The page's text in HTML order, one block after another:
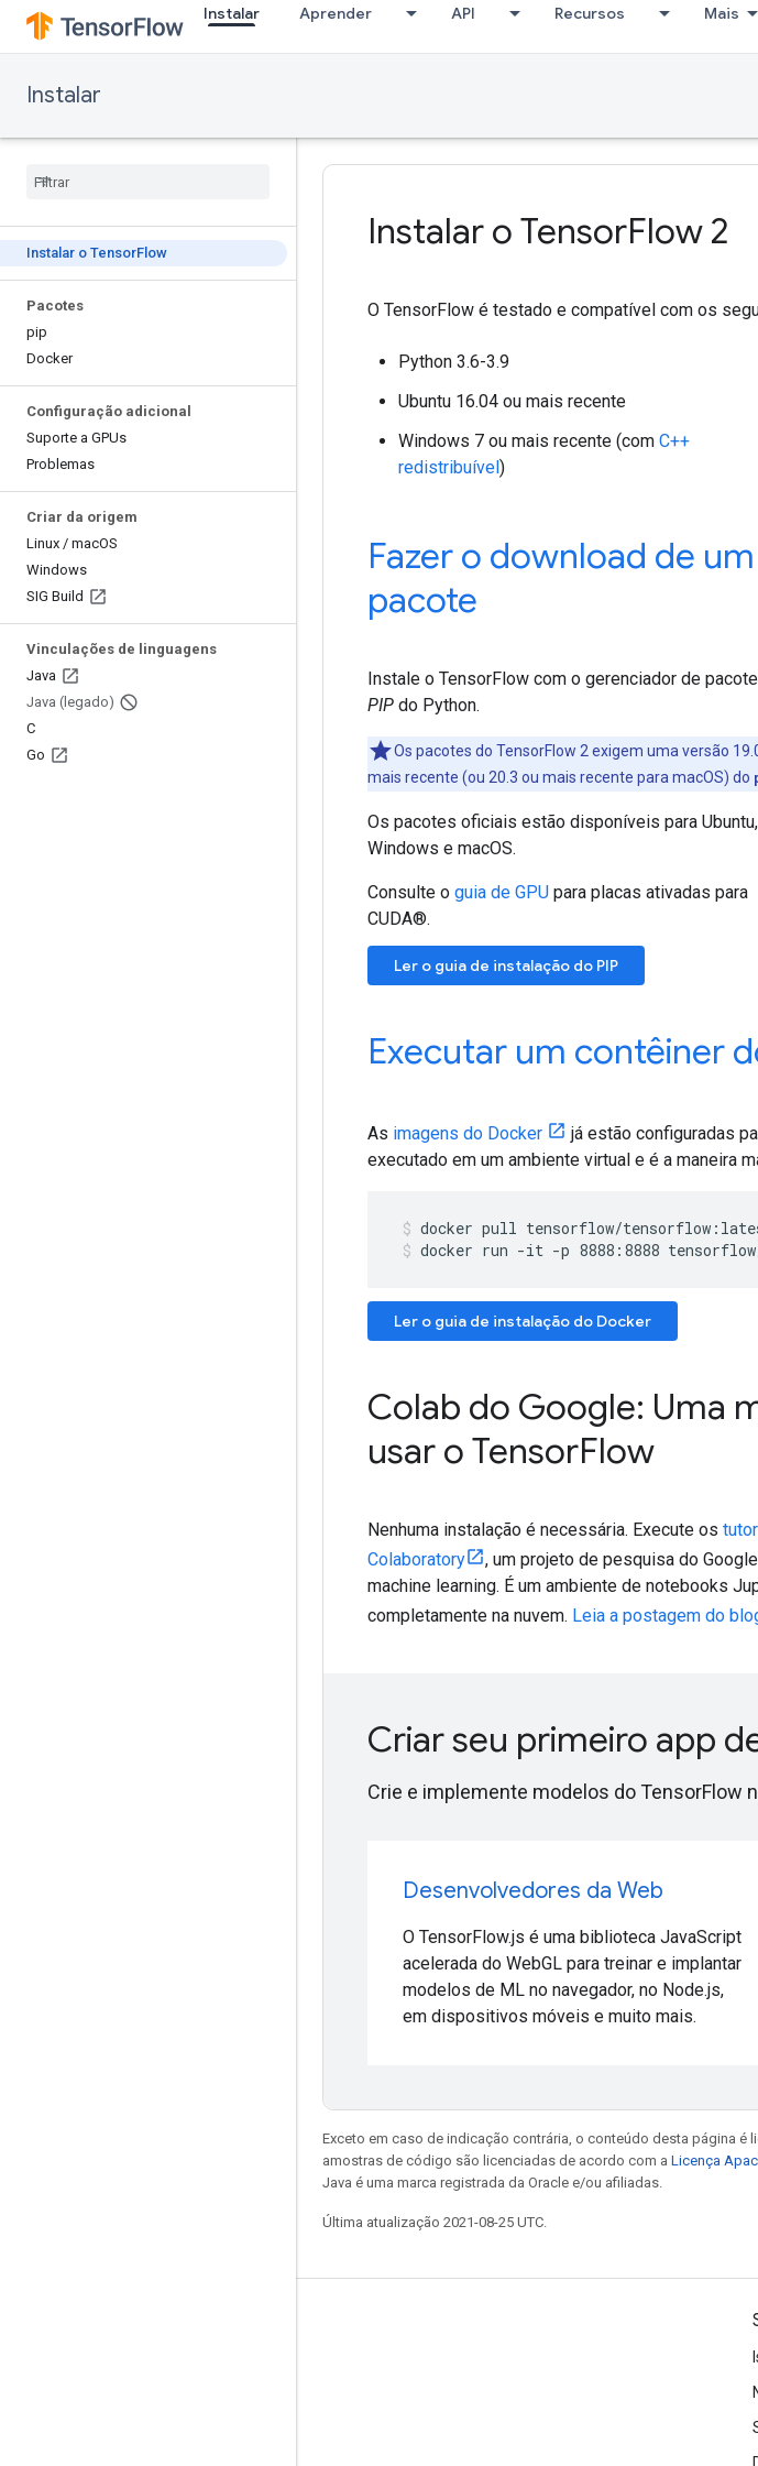
Instalar Aprender API Recursos Mais
Instalar
Instalar o TensorFlow
Pacotes
pip
Docker
Configuração adicional
Suporte a GPUs
Problemas
Criar da origem
Linux / macOS
Windows
SIG Build
Vinculações de linguagens
Java
Java (legado)
C
Go
Instalar o TensorFlow 2
O TensorFlow é testado e compatível com os
Python 3.6-3.9
Ubuntu 16.04 ou mais recente
Windows 7 ou mais recente (com C++
redistribuível)
Fazer o download de um
pacote
Instale o TensorFlow com o gerenciador de
PIP do Python.
Os pacotes do TensorFlow 2 exigem uma versão
mais recente (ou 20.3 ou mais recente para macOS) do
Os pacotes oficiais estão disponíveis para Ubuntu,
Windows e macOS.
Consulte o guia de GPU para placas ativadas para
CUDA®.
Ler o guia de instalação do PIP
Executar um contêiner
As imagens do Docker já estão configuradas
executado em um ambiente virtual e é a maneira
docker pull tensorflow/
docker run -it -p 8888:8888
Ler o guia de instalação do Docker
Colab do Google: Uma
usar o TensorFlow
Nenhuma instalação é necessária. Execute os
Colaboratory
, um projeto de pesquisa do
machine learning. É um ambiente de notebooks
completamente na nuvem. Leia a postagem do
Criar seu primeiro app
Crie e implemente modelos do TensorFlow
Desenvolvedores da Web
O TensorFlow.js é uma biblioteca JavaScript
acelerada do WebGL para treinar e implantar
modelos de ML no navegador, no Node.js,
em dispositivos móveis e muito mais.
Exceto em caso de indicação contrária, o conteúdo desta página é
amostras de código são licenciadas de acordo com a Licença
Java é uma marca registrada da Oracle e/ou afiliadas.
Última atualização 2021-08-25 UTC.